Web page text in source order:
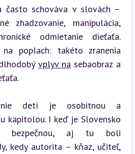
často schováva v slovách –
zhadzovanie, manipulácia,
odmietanie dieťaťa.
poplach: takéto zranenia
vplyv na sebaobraz a
detí je osobitnou a
kapitolou. I keď je Slovensko
bezpečnou, aj tu boli
kedy autorita – kňaz, učiteľ,